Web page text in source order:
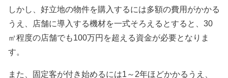
しかし、好立地の物件を購入するには多額の費用がかかる
うえ、店舗に導入する機材を一式そろえるとすると、30
㎡程度の店舗でも100万円を超える資金が必要となりま
す。
また、固定客が付き始めるには1～2年ほどかかるうえ、